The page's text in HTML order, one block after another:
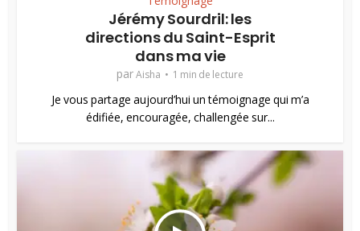
Jérémy Sourdril: les
directions du Saint-Esprit
dans ma vie
parAisha 1 min de lecture
Je vous partage aujourd’hui un témoignage qui m’a
édifiée, encouragée, challengée sur...